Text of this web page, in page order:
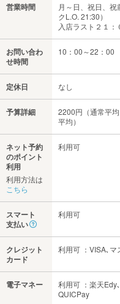
営業時間
月～日、祝日、
クL.O. 21:30）
入店ラスト２１
お問い合わ
せ時間
10：00～22：00
定休日 なし
予算詳細
2200円（通常平
平均）
ネット予約
のポイント
利用
利用方法は
こちら
利用可
スマート
支払い
利用可
クレジット
カード
利用可 ：VISA､
電子マネー
利用可 ：楽天Edy
QUICPay